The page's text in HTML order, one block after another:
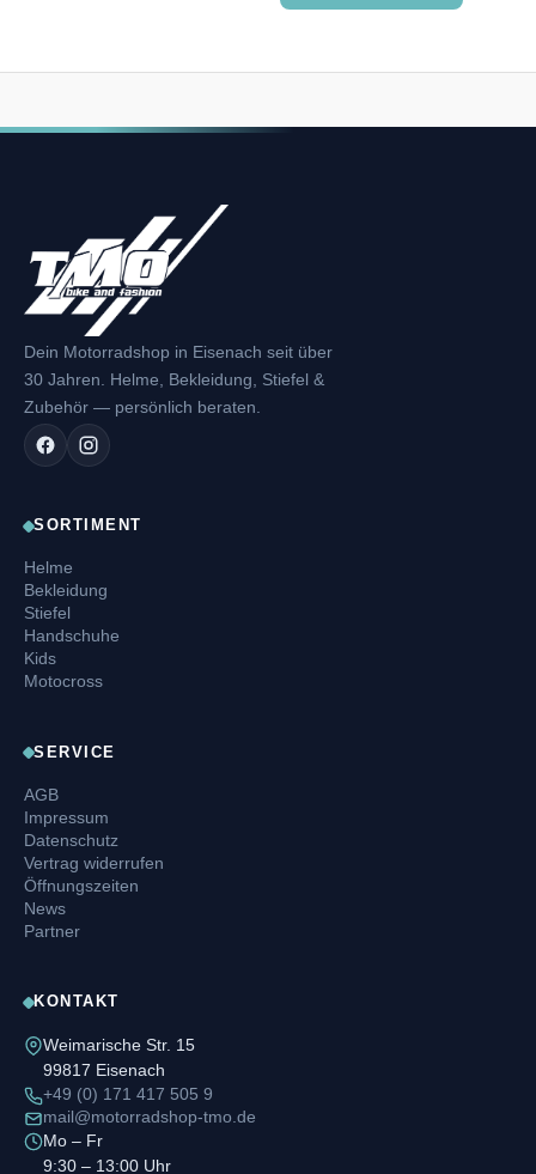
Dein Motorradshop in Eisenach seit über
30 Jahren. Helme, Bekleidung, Stiefel &
Zubehör — persönlich beraten.
SORTIMENT
Helme
Bekleidung
Stiefel
Handschuhe
Kids
Motocross
SERVICE
AGB
Impressum
Datenschutz
Vertrag widerrufen
Öffnungszeiten
News
Partner
KONTAKT
Weimarische Str. 15
99817 Eisenach
+49 (0) 171 417 505 9
mail@motorradshop-tmo.de
Mo – Fr
9:30 – 13:00 Uhr